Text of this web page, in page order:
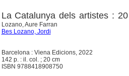
La Catalunya dels artistes :
Lozano, Aure Farran
Bes Lozano, Jordi
Barcelona : Viena Edicions, 2022
142 p. : il. col. ; 20 cm
ISBN 9788418908750